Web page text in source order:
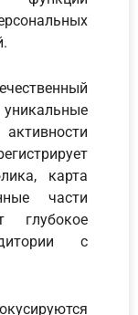
карта
части
глубокое
с